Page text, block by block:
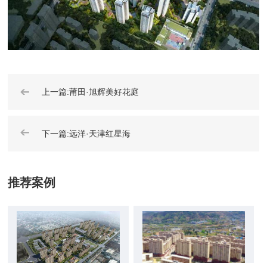
➔ 上一篇:莆田·旭辉美好花庭
➔ 下一篇:远洋·天津红星海
推荐案例